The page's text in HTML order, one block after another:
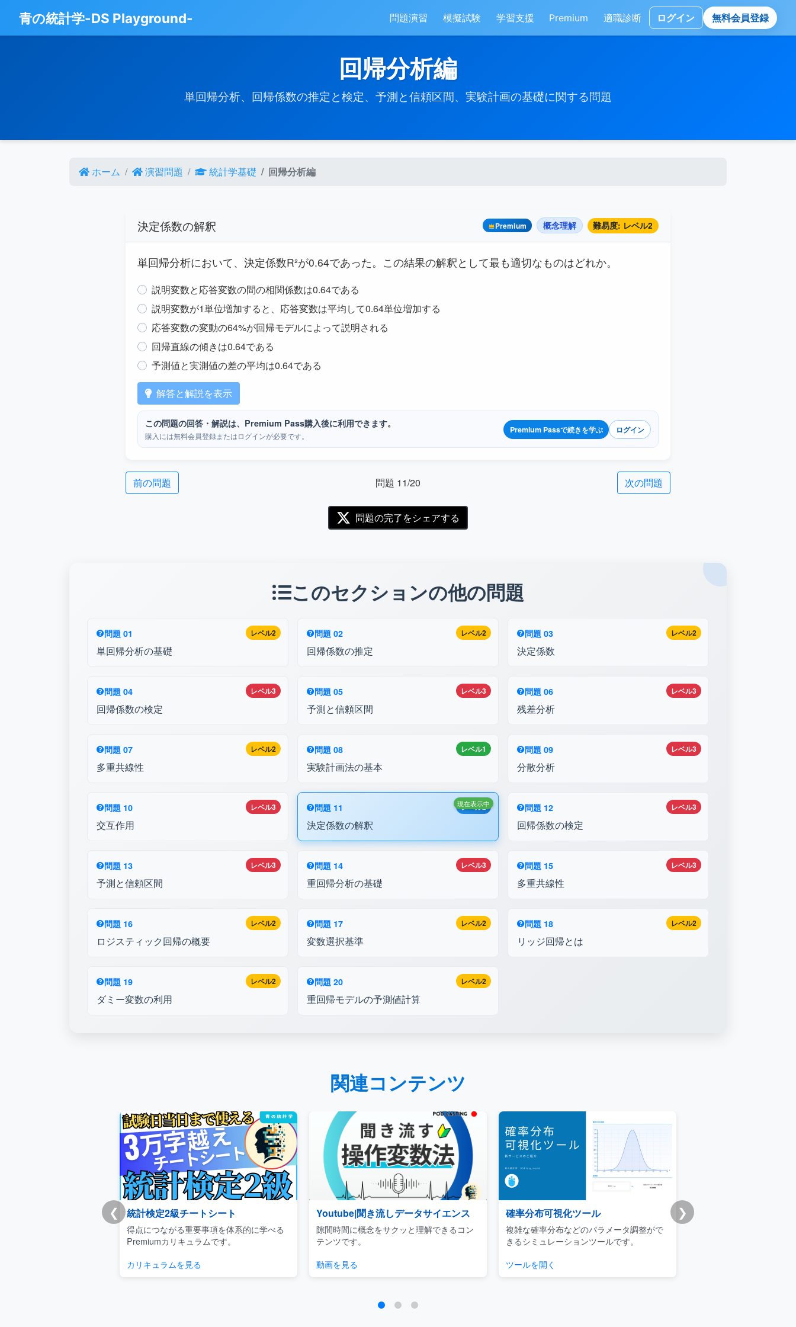
青の統計学-DS Playground- 問題演習 模擬試験 学習支援 Premium 適職診断 ログイン 無料会員登録
回帰分析編
単回帰分析、回帰係数の推定と検定、予測と信頼区間、実験計画の基礎に関する問題
ホーム 演習問題 統計学基礎 回帰分析編
決定係数の解釈 Premium 概念理解 難易度: レベル2
単回帰分析において、決定係数R²が0.64であった。この結果の解釈として最も適切なものはどれか。
説明変数と応答変数の間の相関係数は0.64である
説明変数が1単位増加すると、応答変数は平均して0.64単位増加する
応答変数の変動の64%が回帰モデルによって説明される
回帰直線の傾きは0.64である
予測値と実測値の差の平均は0.64である
解答と解説を表示
この問題の回答・解説は、Premium Pass購入後に利用できます。
購入には無料会員登録またはログインが必要です。
Premium Passで続きを学ぶ ログイン
前の問題 問題 11/20 次の問題
問題の完了をシェアする
このセクションの他の問題
レベル2
問題 01
単回帰分析の基礎
レベル2
問題 02
回帰係数の推定
レベル2
問題 03
決定係数
レベル3
問題 04
回帰係数の検定
レベル3
問題 05
予測と信頼区間
レベル3
問題 06
残差分析
レベル2
問題 07
多重共線性
レベル1
問題 08
実験計画法の基本
レベル3
問題 09
分散分析
レベル3
問題 10
交互作用
レベル2
問題 11
決定係数の解釈
現在表示中 レベル3
問題 12
回帰係数の検定
レベル3
問題 13
予測と信頼区間
レベル3
問題 14
重回帰分析の基礎
レベル3
問題 15
多重共線性
レベル2
問題 16
ロジスティック回帰の概要
レベル2
問題 17
変数選択基準
レベル2
問題 18
リッジ回帰とは
レベル2
問題 19
ダミー変数の利用
レベル2
問題 20
重回帰モデルの予測値計算
関連コンテンツ
❮ ❯
統計検定2級チートシート
得点につながる重要事項を体系的に学べる
Premiumカリキュラムです。
カリキュラムを見る
Youtube|聞き流しデータサイエンス
隙間時間に概念をサクッと理解できるコン
テンツです。
動画を見る
確率分布可視化ツール
複雑な確率分布などのパラメータ調整がで
きるシミュレーションツールです。
ツールを開く